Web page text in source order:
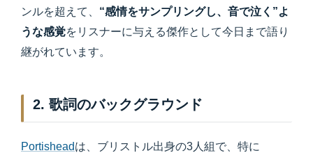
ンルを超えて、 “感情をサンプリングし、音で泣く”よ
うな感覚をリスナーに与える傑作として今日まで語り
継がれています。
2. 歌詞のバックグラウンド
Portisheadは、ブリストル出身の3人組で、特に